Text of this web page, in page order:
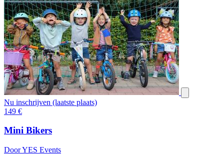
Nu inschrijven (laatste plaats)
149 €
Mini Bikers
Door YES Events